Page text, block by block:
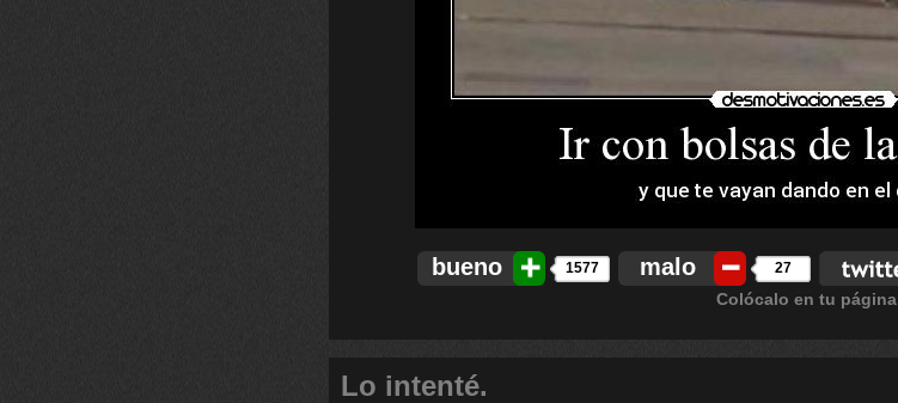
bueno 1577 malo 27
Colócalo en tu página
Lo intenté.